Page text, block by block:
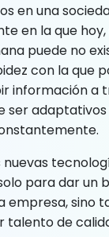
en una
en la que hoy,
puede no
con la que
información a
ser
para dar un
empresa, sino
talento de